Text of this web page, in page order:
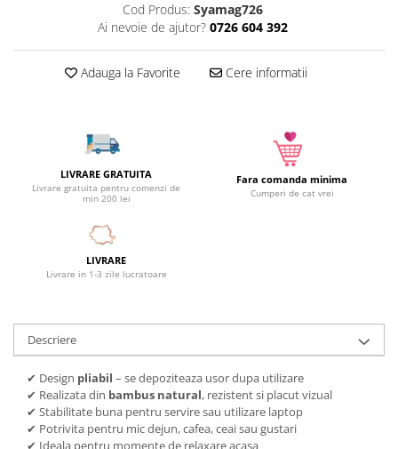
Jucarii animale
Accesorii animale
Camera copilului
Ingrijire copii
Paturici si perne
Cutii depozitare
Bureti de baie
Accesorii masaj
Rucsacuri, curele si accesorii
Promotii
Articole de vara
Cod Produs: Syamag726
Ai nevoie de ajutor? 0726 604 392
Adauga la Favorite Cere informatii
LIVRARE GRATUITA
Livrare gratuita pentru comenzi de
min 200 lei
Fara comanda minima
Cumperi de cat vrei
LIVRARE
Livrare in 1-3 zile lucratoare
Descriere
✔ Design pliabil – se depoziteaza usor dupa utilizare
✔ Realizata din bambus natural, rezistent si placut vizual
✔ Stabilitate buna pentru servire sau utilizare laptop
✔ Potrivita pentru mic dejun, cafea, ceai sau gustari
✔ Ideala pentru momente de relaxare acasa